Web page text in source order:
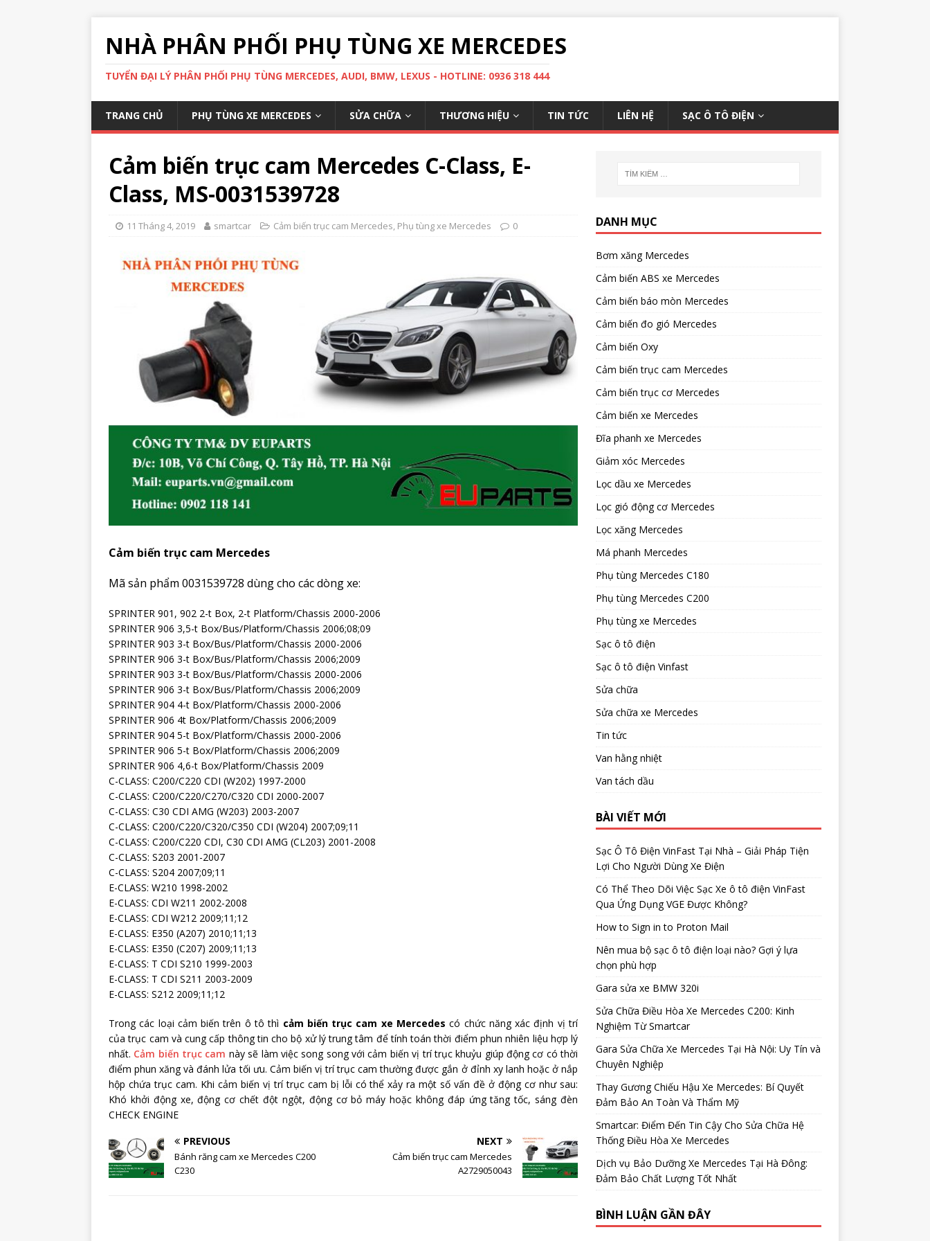
NHÀ PHÂN PHỐI PHỤ TÙNG XE MERCEDES
TUYỂN ĐẠI LÝ PHÂN PHỐI PHỤ TÙNG MERCEDES, AUDI, BMW, LEXUS - HOTLINE: 0936 318 444
TRANG CHỦ PHỤ TÙNG XE MERCEDES SỬA CHỮA THƯƠNG HIỆU TIN TỨC LIÊN HỆ SẠC Ô TÔ ĐIỆN
Cảm biến trục cam Mercedes C-Class, E-
Class, MS-0031539728
11 Tháng 4, 2019 smartcar Cảm biến trục cam Mercedes, Phụ tùng xe Mercedes 0
Cảm biến trục cam Mercedes
Mã sản phẩm 0031539728 dùng cho các dòng xe:
SPRINTER 901, 902 2-t Box, 2-t Platform/Chassis 2000-2006
SPRINTER 906 3,5-t Box/Bus/Platform/Chassis 2006;08;09
SPRINTER 903 3-t Box/Bus/Platform/Chassis 2000-2006
SPRINTER 906 3-t Box/Bus/Platform/Chassis 2006;2009
SPRINTER 903 3-t Box/Bus/Platform/Chassis 2000-2006
SPRINTER 906 3-t Box/Bus/Platform/Chassis 2006;2009
SPRINTER 904 4-t Box/Platform/Chassis 2000-2006
SPRINTER 906 4t Box/Platform/Chassis 2006;2009
SPRINTER 904 5-t Box/Platform/Chassis 2000-2006
SPRINTER 906 5-t Box/Platform/Chassis 2006;2009
SPRINTER 906 4,6-t Box/Platform/Chassis 2009
C-CLASS: C200/C220 CDI (W202) 1997-2000
C-CLASS: C200/C220/C270/C320 CDI 2000-2007
C-CLASS: C30 CDI AMG (W203) 2003-2007
C-CLASS: C200/C220/C320/C350 CDI (W204) 2007;09;11
C-CLASS: C200/C220 CDI, C30 CDI AMG (CL203) 2001-2008
C-CLASS: S203 2001-2007
C-CLASS: S204 2007;09;11
E-CLASS: W210 1998-2002
E-CLASS: CDI W211 2002-2008
E-CLASS: CDI W212 2009;11;12
E-CLASS: E350 (A207) 2010;11;13
E-CLASS: E350 (C207) 2009;11;13
E-CLASS: T CDI S210 1999-2003
E-CLASS: T CDI S211 2003-2009
E-CLASS: S212 2009;11;12
Trong các loại cảm biến trên ô tô thì cảm biến trục cam xe Mercedes có chức năng xác định vị trí
của trục cam và cung cấp thông tin cho bộ xử lý trung tâm để tính toán thời điểm phun nhiên liệu hợp lý
nhất. Cảm biến trục cam này sẽ làm việc song song với cảm biến vị trí trục khuỷu giúp động cơ có thời
điểm phun xăng và đánh lửa tối ưu. Cảm biến vị trí trục cam thường được gắn ở đỉnh xy lanh hoặc ở nắp
hộp chứa trục cam. Khi cảm biến vị trí trục cam bị lỗi có thể xảy ra một số vấn đề ở động cơ như sau:
Khó khởi động xe, động cơ chết đột ngột, động cơ bỏ máy hoặc không đáp ứng tăng tốc, sáng đèn
CHECK ENGINE
PREVIOUS
Bánh răng cam xe Mercedes C200
C230
NEXT
Cảm biến trục cam Mercedes
A2729050043
DANH MỤC
Bơm xăng Mercedes
Cảm biến ABS xe Mercedes
Cảm biến báo mòn Mercedes
Cảm biến đo gió Mercedes
Cảm biến Oxy
Cảm biến trục cam Mercedes
Cảm biến trục cơ Mercedes
Cảm biến xe Mercedes
Đĩa phanh xe Mercedes
Giảm xóc Mercedes
Lọc dầu xe Mercedes
Lọc gió động cơ Mercedes
Lọc xăng Mercedes
Má phanh Mercedes
Phụ tùng Mercedes C180
Phụ tùng Mercedes C200
Phụ tùng xe Mercedes
Sạc ô tô điện
Sạc ô tô điện Vinfast
Sửa chữa
Sửa chữa xe Mercedes
Tin tức
Van hằng nhiệt
Van tách dầu
BÀI VIẾT MỚI
Sạc Ô Tô Điện VinFast Tại Nhà – Giải Pháp Tiện
Lợi Cho Người Dùng Xe Điện
Có Thể Theo Dõi Việc Sạc Xe ô tô điện VinFast
Qua Ứng Dụng VGE Được Không?
How to Sign in to Proton Mail
Nên mua bộ sạc ô tô điện loại nào? Gợi ý lựa
chọn phù hợp
Gara sửa xe BMW 320i
Sửa Chữa Điều Hòa Xe Mercedes C200: Kinh
Nghiệm Từ Smartcar
Gara Sửa Chữa Xe Mercedes Tại Hà Nội: Uy Tín và
Chuyên Nghiệp
Thay Gương Chiếu Hậu Xe Mercedes: Bí Quyết
Đảm Bảo An Toàn Và Thẩm Mỹ
Smartcar: Điểm Đến Tin Cậy Cho Sửa Chữa Hệ
Thống Điều Hòa Xe Mercedes
Dịch vụ Bảo Dưỡng Xe Mercedes Tại Hà Đông:
Đảm Bảo Chất Lượng Tốt Nhất
BÌNH LUẬN GẦN ĐÂY